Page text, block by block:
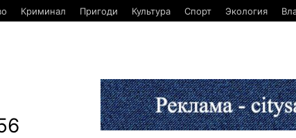
Криминал Пригоди Культура Спорт Экология